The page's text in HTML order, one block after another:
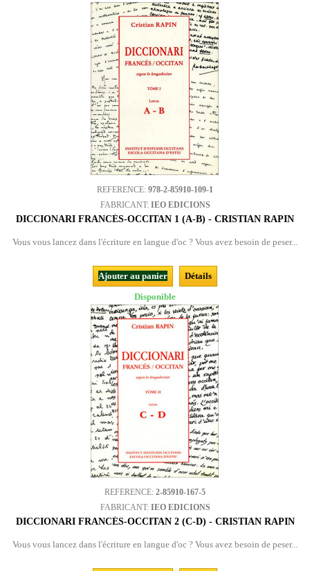
REFERENCE: 978-2-85910-109-1
FABRICANT: IEO EDICIONS
DICCIONARI FRANCÉS-OCCITAN 1 (A-B) - CRISTIAN RAPIN
Vous vous lancez dans l'écriture en langue d'oc ? Vous avez besoin de peser...
Ajouter au panier
Détails
Disponible
REFERENCE: 2-85910-167-5
FABRICANT: IEO EDICIONS
DICCIONARI FRANCÉS-OCCITAN 2 (C-D) - CRISTIAN RAPIN
Vous vous lancez dans l'écriture en langue d'oc ? Vous avez besoin de peser...